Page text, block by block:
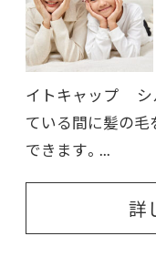
イトキャップ シ
ている間に髪の毛
できます。...
詳